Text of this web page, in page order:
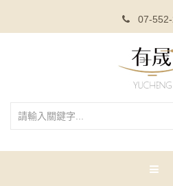
07-